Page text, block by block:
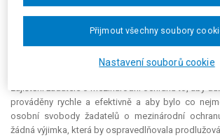
ze zajištění a nemožnost realizace svého
jehož obsah by byl zcela vyprázdněn.
Žalobce (stěžovatel) uplatnil v kasační
zajištění žadatele o mezinárodní ochranu to, aby
prováděny rychle a efektivně a aby bylo co
osobní svobody žadatelů o mezinárodní
žádná výjimka, která by ospravedlňovala
Nastavení souborů cookie
Přijmout všechny soubory